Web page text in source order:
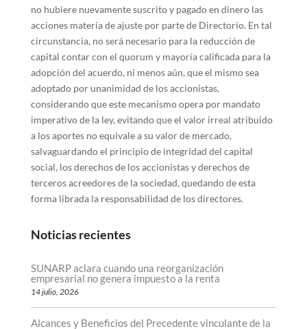
no hubiere nuevamente suscrito y pagado en dinero las
acciones materia de ajuste por parte de Directorio. En tal
circunstancia, no será necesario para la reducción de
capital contar con el quorum y mayoría calificada para la
adopción del acuerdo, ni menos aún, que el mismo sea
adoptado por unanimidad de los accionistas,
considerando que este mecanismo opera por mandato
imperativo de la ley, evitando que el valor irreal atribuido
a los aportes no equivale a su valor de mercado,
salvaguardando el principio de integridad del capital
social, los derechos de los accionistas y derechos de
terceros acreedores de la sociedad, quedando de esta
forma librada la responsabilidad de los directores.
Noticias recientes
SUNARP aclara cuando una reorganización
empresarial no genera impuesto a la renta
14 julio, 2026
Alcances y Beneficios del Precedente vinculante de la